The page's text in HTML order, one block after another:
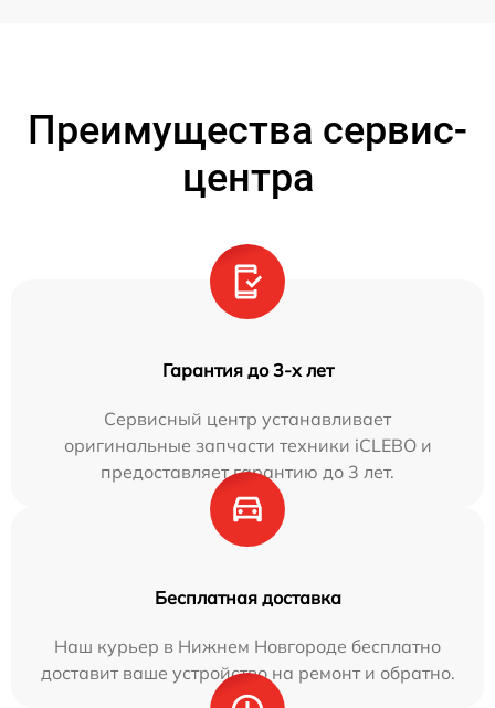
Преимущества сервис-
центра
Гарантия до 3-х лет
Сервисный центр устанавливает
оригинальные запчасти техники iCLEBO и
предоставляет гарантию до 3 лет.
Бесплатная доставка
Наш курьер в Нижнем Новгороде бесплатно
доставит ваше устройство на ремонт и обратно.